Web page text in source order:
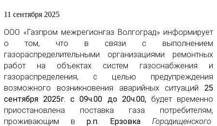
11 сентября 2025
ООО «Газпром межрегионгаз Волгоград» информирует
о том, что в связи с выполнением
газораспределительными организациями ремонтных
работ на объектах систем газоснабжения и
газораспределения, с целью предупреждения
возможного возникновения аварийных ситуаций 25
сентября 2025г. с 09ч.00 до 20ч.00, будет временно
приостановлена поставка газа потребителям,
проживающим в р.п. Ерзовка
Городищенского